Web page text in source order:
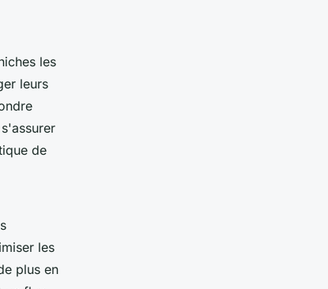
les
leurs
de
les
plus en